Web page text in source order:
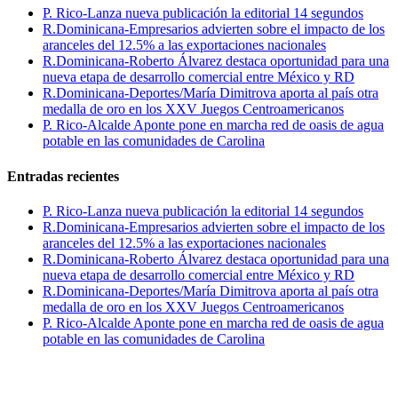
P. Rico-Lanza nueva publicación la editorial 14 segundos
R.Dominicana-Empresarios advierten sobre el impacto de los
aranceles del 12.5% a las exportaciones nacionales
R.Dominicana-Roberto Álvarez destaca oportunidad para una
nueva etapa de desarrollo comercial entre México y RD
R.Dominicana-Deportes/María Dimitrova aporta al país otra
medalla de oro en los XXV Juegos Centroamericanos
P. Rico-Alcalde Aponte pone en marcha red de oasis de agua
potable en las comunidades de Carolina
Entradas recientes
P. Rico-Lanza nueva publicación la editorial 14 segundos
R.Dominicana-Empresarios advierten sobre el impacto de los
aranceles del 12.5% a las exportaciones nacionales
R.Dominicana-Roberto Álvarez destaca oportunidad para una
nueva etapa de desarrollo comercial entre México y RD
R.Dominicana-Deportes/María Dimitrova aporta al país otra
medalla de oro en los XXV Juegos Centroamericanos
P. Rico-Alcalde Aponte pone en marcha red de oasis de agua
potable en las comunidades de Carolina